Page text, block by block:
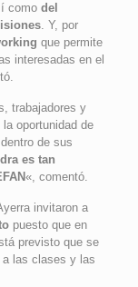
como del
. Y, por
que permite
interesadas en el
trabajadores y
oportunidad de
dentro de sus
es tan
«, comentó.
invitaron a
puesto que en
previsto que se
a las clases y las